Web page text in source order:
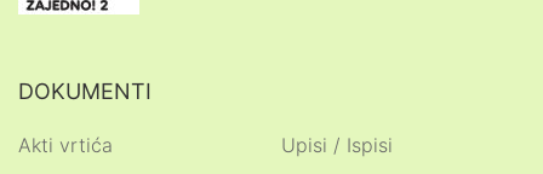
DOKUMENTI
Akti vrtića Upisi / Ispisi